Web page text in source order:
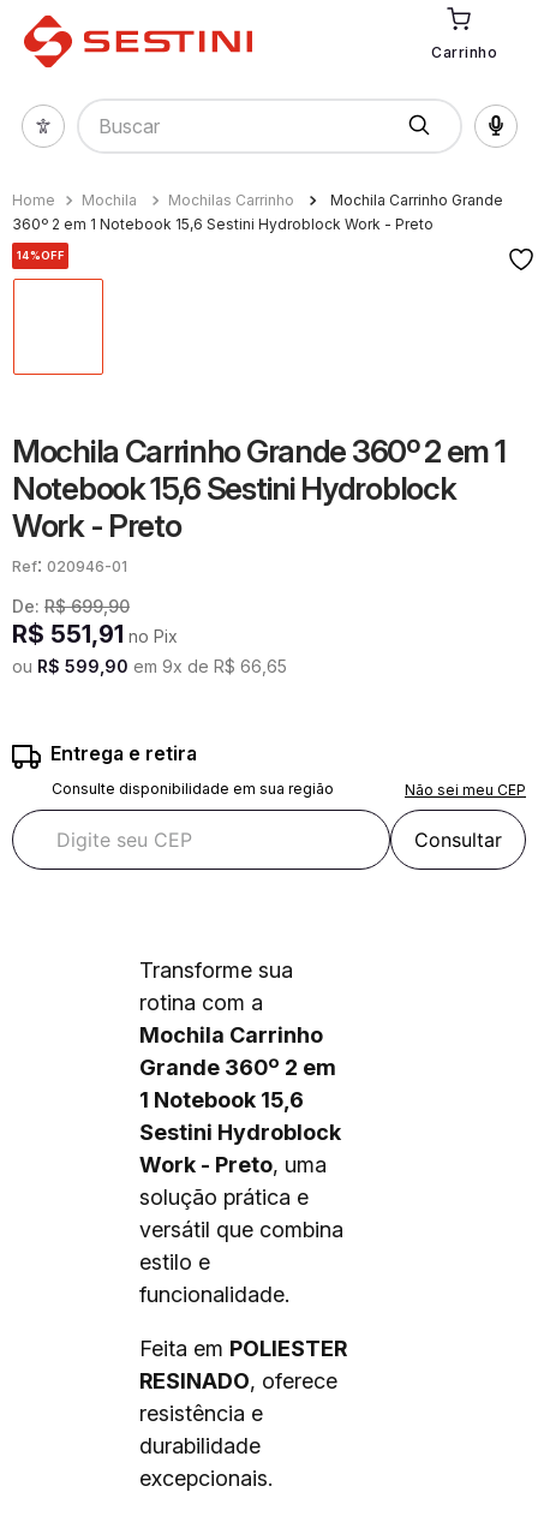
Carrinho
Buscar
Mochila Mochilas Carrinho
Mochila Carrinho Grande
360º 2 em 1 Notebook 15,6 Sestini Hydroblock Work - Preto
14%OFF
Mochila Carrinho Grande 360º 2 em 1
Notebook 15,6 Sestini Hydroblock
Work - Preto
: 020946-01
De: R$ 699,90
R$ 551,91 no Pix
ou R$ 599 90 em 9x de R$ 66 65
Entrega e retira
Consulte disponibilidade em sua região Não sei meu CEP
Consultar
Transforme sua
rotina com a
Mochila Carrinho
Grande 360º 2 em
1 Notebook 15,6
Sestini Hydroblock
Work - Preto, uma
solução prática e
versátil que combina
estilo e
funcionalidade.
Feita em POLIESTER
RESINADO, oferece
resistência e
durabilidade
excepcionais.